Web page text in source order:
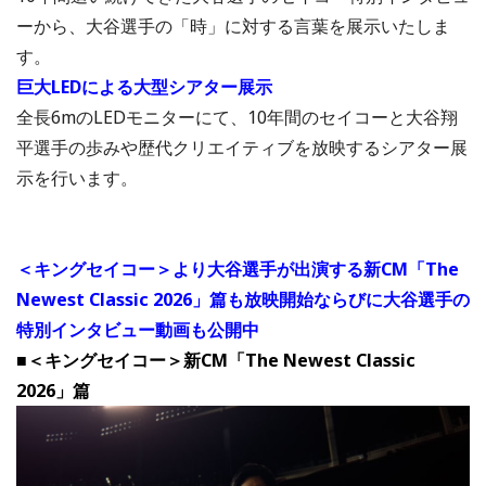
ーから、大谷選手の「時」に対する言葉を展示いたしま
す。
巨大LEDによる大型シアター展示
全長6mのLEDモニターにて、10年間のセイコーと大谷翔
平選手の歩みや歴代クリエイティブを放映するシアター展
示を行います。
＜キングセイコー＞より大谷選手が出演する新CM「The
Newest Classic 2026」篇も放映開始ならびに大谷選手の
特別インタビュー動画も公開中
■＜キングセイコー＞新CM「The Newest Classic
2026」篇